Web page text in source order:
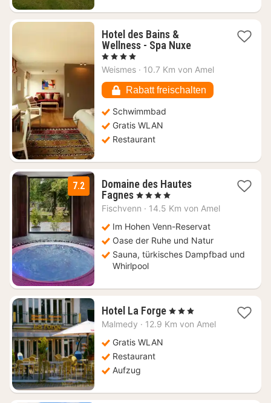
Hotel des Bains &
Wellness - Spa Nuxe1
ab
€
, 4 Sterne
Weismes · 10.7 Km von Amel
Rabatt freischalten
Schwimmbad
Gratis WLAN
Restaurant
7.2
Domaine des Hautes
Fagnes1
Nacht
159
€
, 4 Sterne
Fischvenn · 14.5 Km von Amel
Im Hohen Venn-Reservat
Oase der Ruhe und Natur
Sauna, türkisches Dampfbad und
Whirlpool
Hotel La Forge1
Nacht
, 3 Sterne
Malmedy · 12.9 Km von Amel
Gratis WLAN
Restaurant
Aufzug